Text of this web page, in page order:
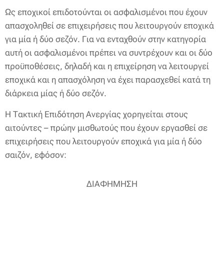
Ως εποχικοί επιδοτούνται οι ασφαλισμένοι που έχουν
απασχοληθεί σε επιχειρήσεις που λειτουργούν εποχικά
για μία ή δύο σεζόν. Για να ενταχθούν στην κατηγορία
αυτή οι ασφαλισμένοι πρέπει να συντρέχουν και οι δύο
προϋποθέσεις, δηλαδή και η επιχείρηση να λειτουργεί
εποχικά και η απασχόληση να έχει παρασχεθεί κατά τη
διάρκεια μίας ή δύο σεζόν.
Η Τακτική Επιδότηση Ανεργίας χορηγείται στους
αιτούντες – πρώην μισθωτούς που έχουν εργασθεί σε
επιχειρήσεις που λειτουργούν εποχικά για μία ή δύο
σαιζόν, εφόσον:
ΔΙΑΦΗΜΗΣΗ